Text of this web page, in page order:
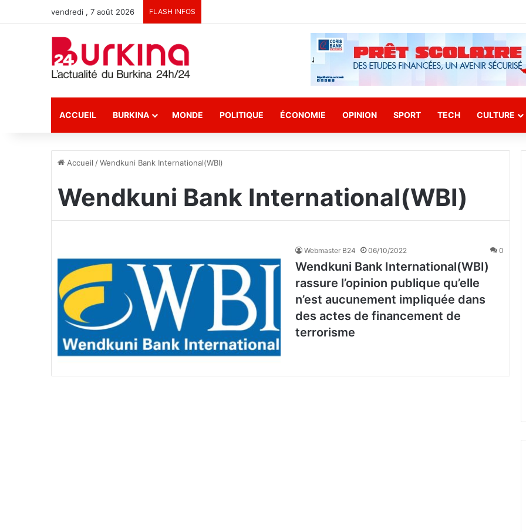
vendredi , 7 août 2026 FLASH INFOS
ACCUEIL BURKINA MONDE POLITIQUE ÉCONOMIE OPINION SPORT TECH CULTURE
Accueil /Wendkuni Bank International(WBI)
Wendkuni Bank International(WBI)
Webmaster B24 06/10/2022 0
Wendkuni Bank International(WBI)
rassure l’opinion publique qu’elle
n’est aucunement impliquée dans
des actes de financement de
terrorisme